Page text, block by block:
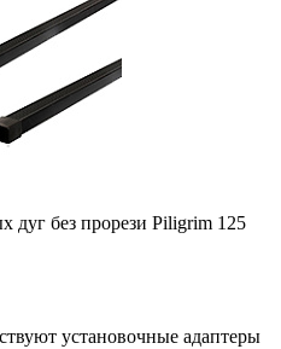
дуг без прорези Piligrim 125
установочные адаптеры